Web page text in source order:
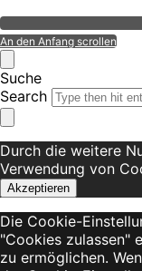
An den Anfang scrollen
Suche
Search
Durch die weitere
Verwendung von
Akzeptieren
Die Cookie-
"Cookies zulassen"
zu ermöglichen.